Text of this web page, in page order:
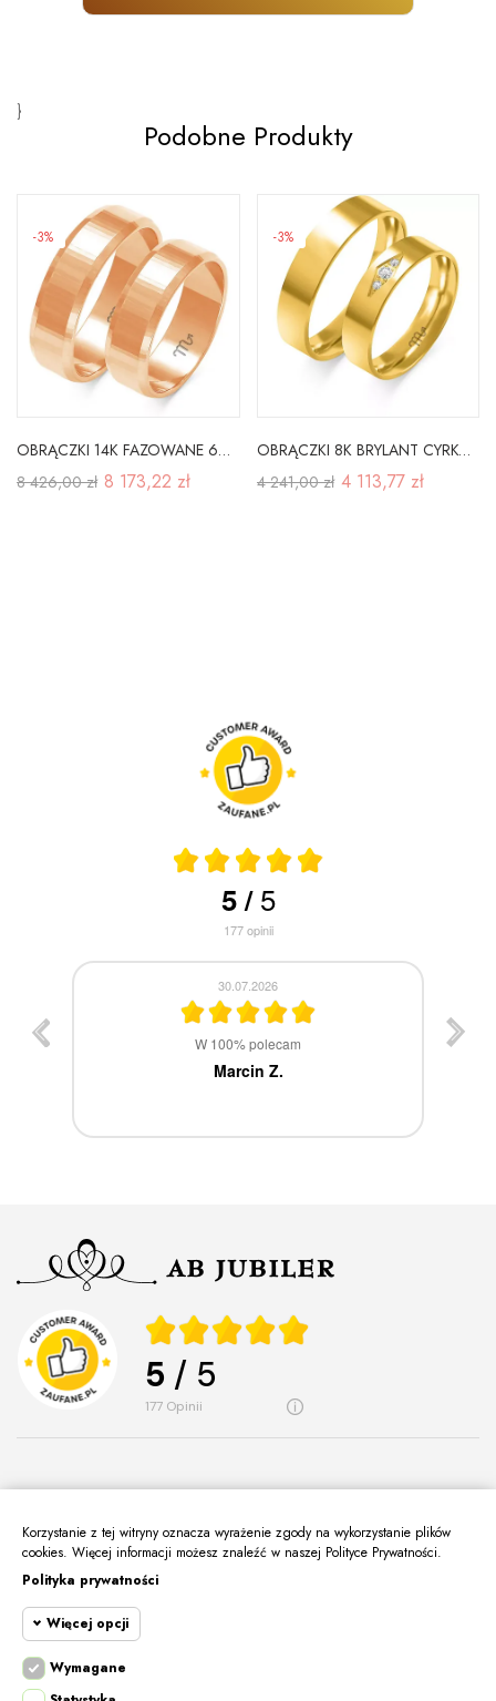
}
Podobne Produkty
-3%
OBRĄCZKI 14K FAZOWANE 6mm GRAWER RÓŻOWE ZŁOTO
8 426,00 zł 8 173,22 zł
-3%
OBRĄCZKI 8K BRYLANT CYRKONIA PŁASKIE SOCZEWKA
4 241,00 zł 4 113,77 zł
5/5
177opinii
30.07.2026
W 100% polecam
Marcin Z.
5 / 5
177 opinii
O Nas
Informacje
Moje Konto
Kontakt
Korzystanie z tej witryny oznacza wyrażenie zgody na wykorzystanie plików
cookies. Więcej informacji możesz znaleźć w naszej Polityce Prywatności.
Polityka prywatności
Więcej opcji
Wymagane
Wymagane